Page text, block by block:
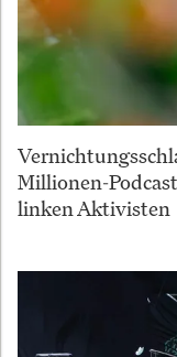
Millionen-
linken Aktivisten